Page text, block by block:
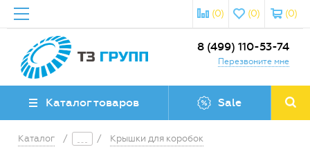
(0)
(0)
(0)
8 (499) 110-53-74
Перезвоните мне
Каталог товаров Sale
Каталог / / Крышки для коробок